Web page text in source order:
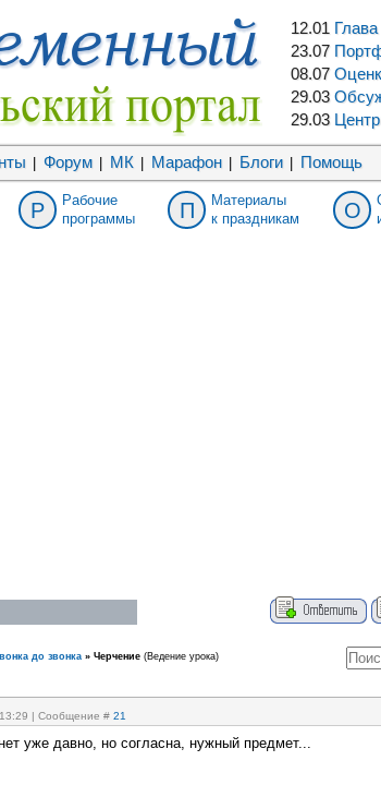
12.01
23.07
08.07
29.03
29.03
Форум МК Марафон Блоги Помощь
Р
Рабочие
программы
П
Материалы
к праздникам
О
до звонка » Черчение (Ведение урока)
| Сообщение # 21
уже давно, но согласна, нужный предмет...